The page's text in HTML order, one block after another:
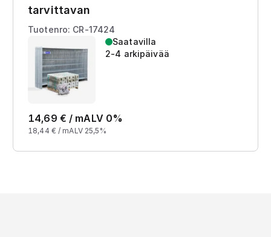
tarvittavan
Tuotenro: CR-17424
Saatavilla
2-4 arkipäivää
14,69 € / mALV 0%
18,44 € / mALV 25,5%